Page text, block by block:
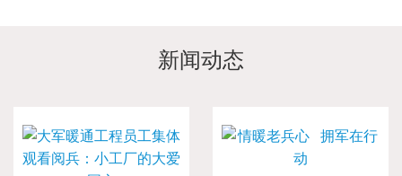
新闻动态